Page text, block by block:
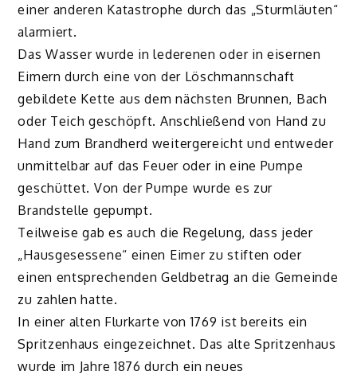
einer anderen Katastrophe durch das „Sturmläuten“
alarmiert.
Das Wasser wurde in lederenen oder in eisernen
Eimern durch eine von der Löschmannschaft
gebildete Kette aus dem nächsten Brunnen, Bach
oder Teich geschöpft. Anschließend von Hand zu
Hand zum Brandherd weitergereicht und entweder
unmittelbar auf das Feuer oder in eine Pumpe
geschüttet. Von der Pumpe wurde es zur
Brandstelle gepumpt.
Teilweise gab es auch die Regelung, dass jeder
„Hausgesessene“ einen Eimer zu stiften oder
einen entsprechenden Geldbetrag an die Gemeinde
zu zahlen hatte.
In einer alten Flurkarte von 1769 ist bereits ein
Spritzenhaus eingezeichnet. Das alte Spritzenhaus
wurde im Jahre 1876 durch ein neues